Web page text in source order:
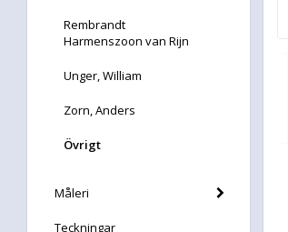
Rembrandt
Harmenszoon van Rijn
Unger, William
Zorn, Anders
Övrigt
Måleri
Teckningar